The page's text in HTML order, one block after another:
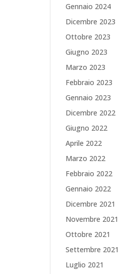
Gennaio 2024
Dicembre 2023
Ottobre 2023
Giugno 2023
Marzo 2023
Febbraio 2023
Gennaio 2023
Dicembre 2022
Giugno 2022
Aprile 2022
Marzo 2022
Febbraio 2022
Gennaio 2022
Dicembre 2021
Novembre 2021
Ottobre 2021
Settembre 2021
Luglio 2021